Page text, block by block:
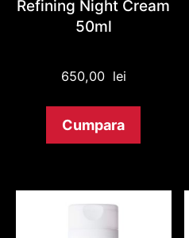
Refining Night Cream
50ml
650,00 lei
Cumpara